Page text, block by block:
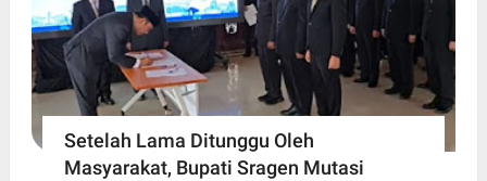
Setelah Lama Ditunggu Oleh
Masyarakat, Bupati Sragen Mutasi